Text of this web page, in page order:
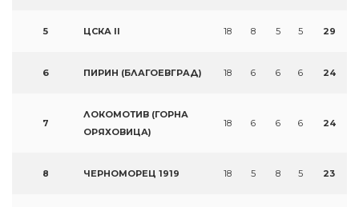
5 ЦСКА II 18 8 5 5 29
6 ПИРИН (БЛАГОЕВГРАД) 18 6 6 6 24
7
ЛОКОМОТИВ (ГОРНА
ОРЯХОВИЦА)
18 6 6 6 24
8 ЧЕРНОМОРЕЦ 1919 18 5 8 5 23